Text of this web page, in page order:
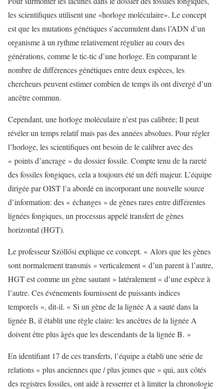
les scientifiques utilisent une «horloge moléculaire». Le concept
est que les mutations génétiques s’accumulent dans l’ADN d’un
organisme à un rythme relativement régulier au cours des
générations, comme le tic-tic d’une horloge. En comparant le
nombre de différences génétiques entre deux espèces, les
chercheurs peuvent estimer combien de temps ils ont divergé d’un
ancêtre commun.
Cependant, une horloge moléculaire n’est pas calibrée; Il peut
révéler un temps relatif mais pas des années absolues. Pour régler
l’horloge, les scientifiques ont besoin de le calibrer avec des
« points d’ancrage » du dossier fossile. Compte tenu de la rareté
des fossiles fongiques, cela a toujours été un défi majeur. L’équipe
dirigée par OIST l’a abordé en incorporant une nouvelle source
d’information: des « échanges » de gènes rares entre différentes
lignées fongiques, un processus appelé transfert de gènes
horizontal (HGT).
Le professeur Szöllősi explique ce concept. « Alors que les gènes
sont normalement transmis » verticalement « d’un parent à l’autre,
HGT est comme un gène sautant » latéralement « d’une espèce à
l’autre. Ces événements fournissent de puissants indices
temporels », dit-il. « Si un gène de la lignée A a sauté dans la
lignée B, il établit une règle claire: les ancêtres de la lignée A
doivent être plus âgés que les descendants de la lignée B. »
En identifiant 17 de ces transferts, l’équipe a établi une série de
relations « plus anciennes que / plus jeunes que » qui, aux côtés
des registres fossiles, ont aidé à resserrer et à limiter la chronologie